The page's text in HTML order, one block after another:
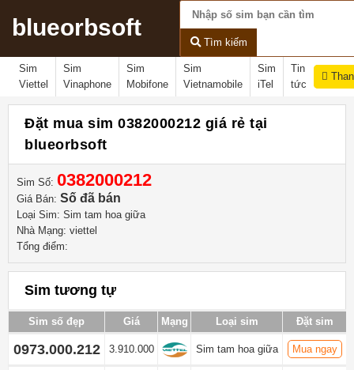
blueorbsoft
Tìm kiếm
Sim
Viettel
Sim
Vinaphone
Sim
Mobifone
Sim
Vietnamobile
Sim
iTel
Tin
tức
Đặt mua sim 0382000212 giá rẻ tại
blueorbsoft
Sim Số: 0382000212
Giá Bán: Số đã bán
Loại Sim: Sim tam hoa giữa
Nhà Mạng: viettel
Tổng điểm:
Sim tương tự
Sim số đẹp Giá Mạng Loại sim Đặt sim
0973.000.212 3.910.000 Sim tam hoa giữa Mua ngay